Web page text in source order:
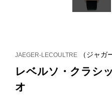
JAEGER-LECOULTRE （ジャガ
レベルソ・クラシ
オ